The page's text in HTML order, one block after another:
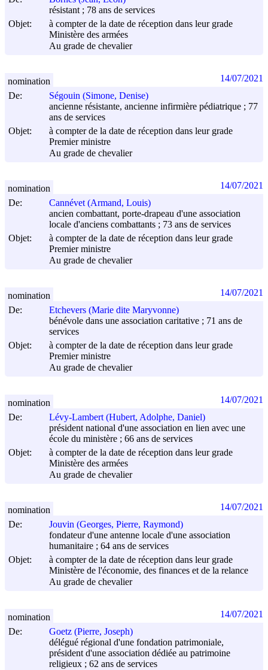
résistant ; 78 ans de services
Objet:
à compter de la date de réception dans leur grade
Ministère des armées
Au grade de chevalier
De:
Ségouin (Simone, Denise)
ancienne résistante, ancienne infirmière pédiatrique ; 77
ans de services
Objet:
à compter de la date de réception dans leur grade
Premier ministre
Au grade de chevalier
nomination 14/07/2021
De:
Cannévet (Armand, Louis)
ancien combattant, porte-drapeau d'une association
locale d'anciens combattants ; 73 ans de services
Objet:
à compter de la date de réception dans leur grade
Premier ministre
Au grade de chevalier
nomination 14/07/2021
De:
Etchevers (Marie dite Maryvonne)
bénévole dans une association caritative ; 71 ans de
services
Objet:
à compter de la date de réception dans leur grade
Premier ministre
Au grade de chevalier
nomination 14/07/2021
De:
Lévy-Lambert (Hubert, Adolphe, Daniel)
président national d'une association en lien avec une
école du ministère ; 66 ans de services
Objet:
à compter de la date de réception dans leur grade
Ministère des armées
Au grade de chevalier
nomination 14/07/2021
De:
Jouvin (Georges, Pierre, Raymond)
fondateur d'une antenne locale d'une association
humanitaire ; 64 ans de services
Objet:
à compter de la date de réception dans leur grade
Ministère de l'économie, des finances et de la relance
Au grade de chevalier
nomination 14/07/2021
De:
Goetz (Pierre, Joseph)
délégué régional d'une fondation patrimoniale,
président d'une association dédiée au patrimoine
religieux ; 62 ans de services
nomination 14/07/2021